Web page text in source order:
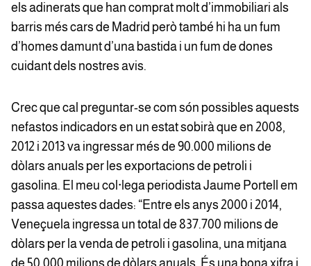
els adinerats que han comprat molt d’immobiliari als
barris més cars de Madrid però també hi ha un fum
d’homes damunt d’una bastida i un fum de dones
cuidant dels nostres avis.
Crec que cal preguntar-se com són possibles aquests
nefastos indicadors en un estat sobirà que en 2008,
2012 i 2013 va ingressar més de 90.000 milions de
dòlars anuals per les exportacions de petroli i
gasolina. El meu col·lega periodista Jaume Portell em
passa aquestes dades: “Entre els anys 2000 i 2014,
Veneçuela ingressa un total de 837.700 milions de
dòlars per la venda de petroli i gasolina, una mitjana
de 50.000 milions de dòlars anuals. És una bona xifra i